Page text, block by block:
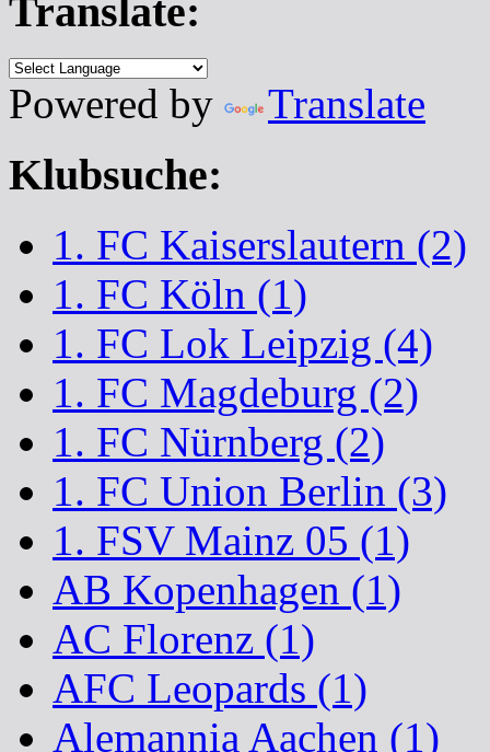
Translate:
Powered by Translate
Klubsuche:
1. FC Kaiserslautern (2)
1. FC Köln (1)
1. FC Lok Leipzig (4)
1. FC Magdeburg (2)
1. FC Nürnberg (2)
1. FC Union Berlin (3)
1. FSV Mainz 05 (1)
AB Kopenhagen (1)
AC Florenz (1)
AFC Leopards (1)
Alemannia Aachen (1)